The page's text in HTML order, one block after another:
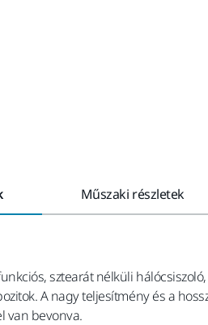
Műszaki részletek
sztearát nélküli
A nagy teljesítmény és a
van bevonva.